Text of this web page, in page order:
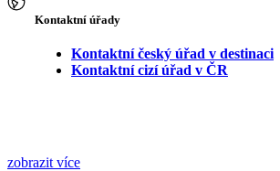
Kontaktní úřady
Kontaktní český úřad v destinaci
Kontaktní cizí úřad v ČR
zobrazit více